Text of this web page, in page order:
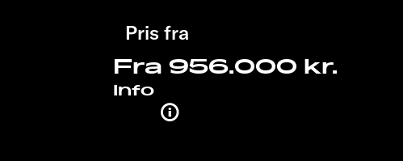
Pris fra
Fra 956.000 kr.
Info